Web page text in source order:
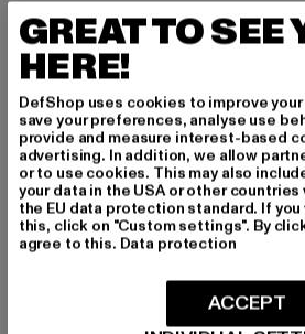
Hersteller: TB International GmbH |
Dr.-Robert-Murjahn-Straße 7 |
DE
GRÖSSE & PASSFORM
PFLEGEHINWEISE
LIEFERUNG & RÜCKGABE
GREAT TO SEE
HERE!
DefShop uses cookies to improve
save your preferences, analyse use
provide and measure interest-based
advertising. In addition, we allow
or to use cookies. This may also
your data in the USA or other countries
the EU data protection standard. If
this, click on "Custom settings". By
agree to this. Data protection
ACCEPT